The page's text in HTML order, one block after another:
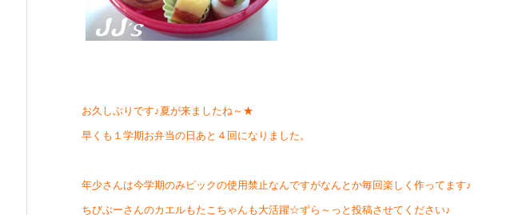
お久しぶりです♪夏が来ましたね～★
早くも１学期お弁当の日あと４回になりました。
年少さんは今学期のみピックの使用禁止なんですがなんとか毎回楽しく作ってます♪
ちびぶーさんのカエルもたこちゃんも大活躍☆ずら～っと投稿させてください♪